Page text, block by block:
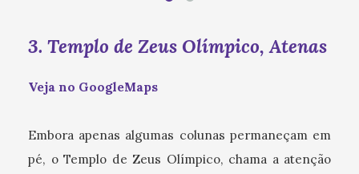
3. Templo de Zeus Olímpico, Atenas
Veja no GoogleMaps
Embora apenas algumas colunas permaneçam em
pé, o Templo de Zeus Olímpico, chama a atenção